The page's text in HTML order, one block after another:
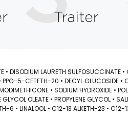
DISODIUM LAURETH SULFOSUCCINATE
5-CETETH-20 • DECYL GLUCOSIDE
• SODIUM HYDROXIDE •
OLEATE • PROPYLENE GLYCOL •
6 • LINALOOL • C12-13 ALKETH-23 •